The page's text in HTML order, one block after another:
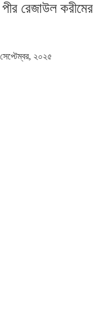
রেজাউল করীমের
২০২৫